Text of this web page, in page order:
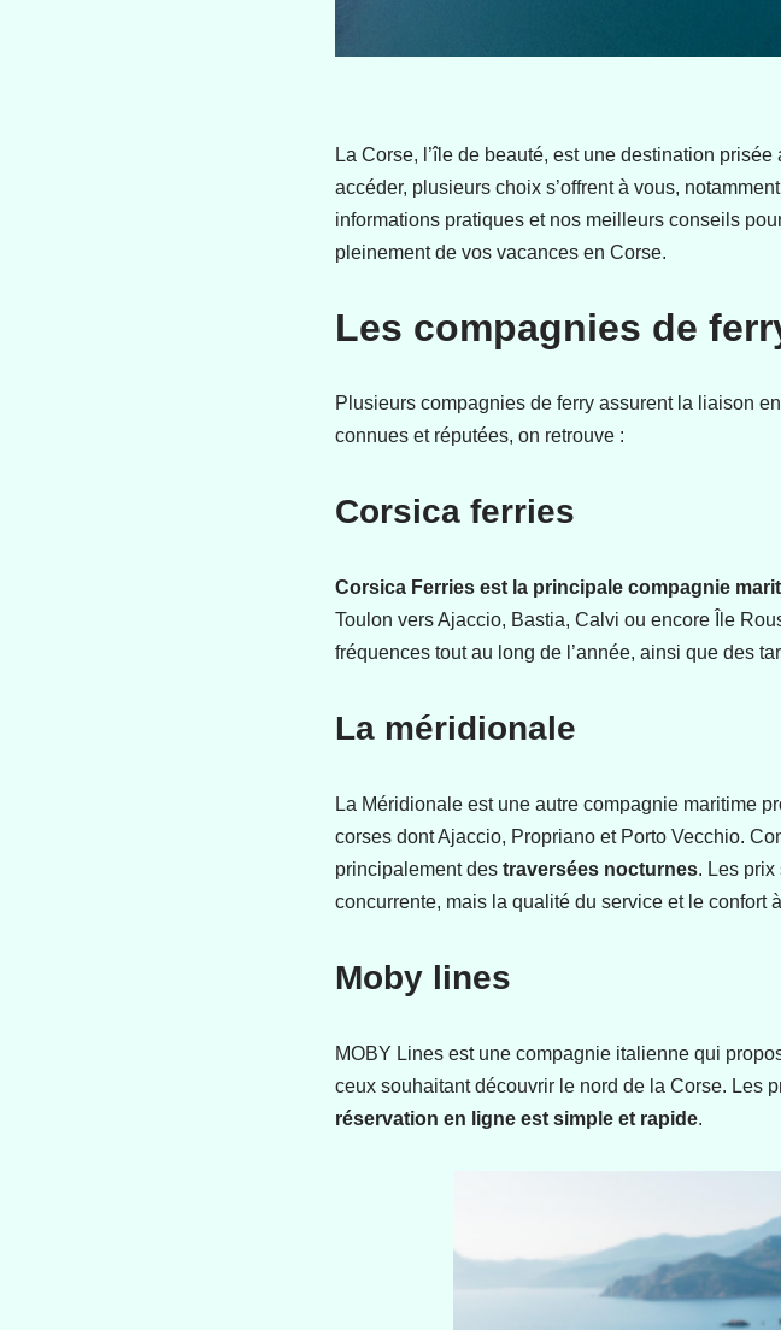
La Corse, l’île de beauté, est une destination
accéder, plusieurs choix s’offrent à vous,
informations pratiques et nos meilleurs conseils
pleinement de vos vacances en Corse.
Les compagnies de
Plusieurs compagnies de ferry assurent la liaison
connues et réputées, on retrouve :
Corsica ferries
Corsica Ferries est la principale compagnie
Toulon vers Ajaccio, Bastia, Calvi ou encore Île
fréquences tout au long de l’année, ainsi que des
La méridionale
La Méridionale est une autre compagnie maritime
corses dont Ajaccio, Propriano et Porto Vecchio.
principalement des traversées nocturnes. Les prix
concurrente, mais la qualité du service et le confort
Moby lines
MOBY Lines est une compagnie italienne qui
ceux souhaitant découvrir le nord de la Corse. Les
réservation en ligne est simple et rapide.